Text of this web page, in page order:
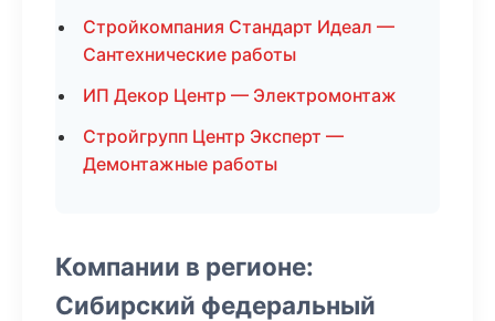
Стройкомпания Стандарт Идеал —
Сантехнические работы
ИП Декор Центр — Электромонтаж
Стройгрупп Центр Эксперт —
Демонтажные работы
Компании в регионе:
Сибирский федеральный